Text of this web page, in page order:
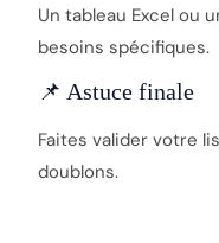
Un tableau Excel ou
besoins spécifiques.
📌 Astuce finale
Faites valider votre
doublons.